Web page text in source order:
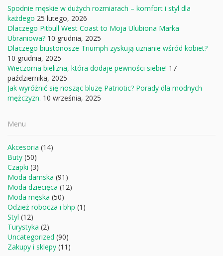
Spodnie męskie w dużych rozmiarach – komfort i styl dla
każdego 25 lutego, 2026
Dlaczego Pitbull West Coast to Moja Ulubiona Marka
Ubraniowa? 10 grudnia, 2025
Dlaczego biustonosze Triumph zyskują uznanie wśród kobiet?
10 grudnia, 2025
Wieczorna bielizna, która dodaje pewności siebie! 17
października, 2025
Jak wyróżnić się nosząc bluzę Patriotic? Porady dla modnych
mężczyzn. 10 września, 2025
Menu
Akcesoria (14)
Buty (50)
Czapki (3)
Moda damska (91)
Moda dziecięca (12)
Moda męska (50)
Odzież robocza i bhp (1)
Styl (12)
Turystyka (2)
Uncategorized (90)
Zakupy i sklepy (11)